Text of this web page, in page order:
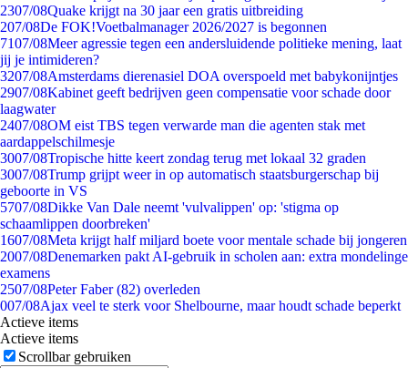
2307/08Quake krijgt na 30 jaar een gratis uitbreiding
207/08De FOK!Voetbalmanager 2026/2027 is begonnen
7107/08Meer agressie tegen een andersluidende politieke mening, laat
jij je intimideren?
3207/08Amsterdams dierenasiel DOA overspoeld met babykonijntjes
2907/08Kabinet geeft bedrijven geen compensatie voor schade door
laagwater
2407/08OM eist TBS tegen verwarde man die agenten stak met
aardappelschilmesje
3007/08Tropische hitte keert zondag terug met lokaal 32 graden
3007/08Trump grijpt weer in op automatisch staatsburgerschap bij
geboorte in VS
5707/08Dikke Van Dale neemt 'vulvalippen' op: 'stigma op
schaamlippen doorbreken'
1607/08Meta krijgt half miljard boete voor mentale schade bij jongeren
2007/08Denemarken pakt AI-gebruik in scholen aan: extra mondelinge
examens
2507/08Peter Faber (82) overleden
007/08Ajax veel te sterk voor Shelbourne, maar houdt schade beperkt
Actieve items
Actieve items
Scrollbar gebruiken